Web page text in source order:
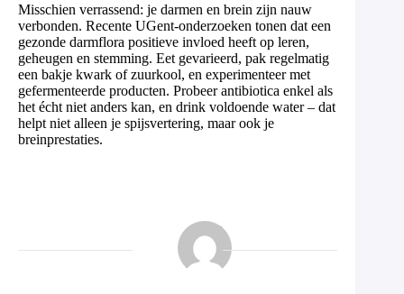
Misschien verrassend: je darmen en brein zijn nauw
verbonden. Recente UGent-onderzoeken tonen dat een
gezonde darmflora positieve invloed heeft op leren,
geheugen en stemming. Eet gevarieerd, pak regelmatig
een bakje kwark of zuurkool, en experimenteer met
gefermenteerde producten. Probeer antibiotica enkel als
het écht niet anders kan, en drink voldoende water – dat
helpt niet alleen je spijsvertering, maar ook je
breinprestaties.